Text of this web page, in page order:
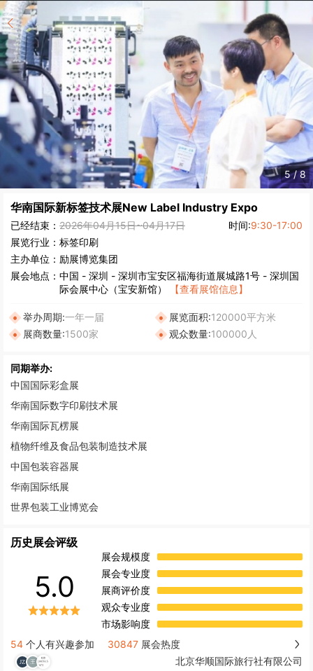
5/8
华南国际新标签技术展New Label Industry Expo
已经结束： 2026年04月15日~04月17日 时间:9:30-17:00
展览行业： 标签印刷
主办单位： 励展博览集团
展会地点： 中国 - 深圳 - 深圳市宝安区福海街道展城路1号 - 深圳国
际会展中心（宝安新馆）
【查看展馆信息】
举办周期:一年一届 展览面积:120000平方米
展商数量:1500家 观众数量:100000人
同期举办:
中国国际彩盒展
华南国际数字印刷技术展
华南国际瓦楞展
植物纤维及食品包装制造技术展
中国包装容器展
华南国际纸展
世界包装工业博览会
历史展会评级
5.0
展会规模度
展会专业度
展商评价度
观众专业度
市场影响度
54 个人有兴趣参加 30847 展会热度
北京华顺国际旅行社有限公司